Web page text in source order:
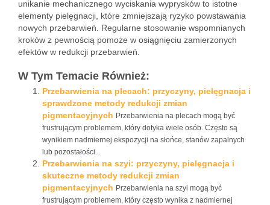
unikanie mechanicznego wyciskania wyprysków to istotne
elementy pielęgnacji, które zmniejszają ryzyko powstawania
nowych przebarwień. Regularne stosowanie wspomnianych
kroków z pewnością pomoże w osiągnięciu zamierzonych
efektów w redukcji przebarwień.
W Tym Temacie Również:
Przebarwienia na plecach: przyczyny, pielęgnacja i
sprawdzone metody redukcji zmian
pigmentacyjnych Przebarwienia na plecach mogą być
frustrującym problemem, który dotyka wiele osób. Często są
wynikiem nadmiernej ekspozycji na słońce, stanów zapalnych
lub pozostałości...
Przebarwienia na szyi: przyczyny, pielęgnacja i
skuteczne metody redukcji zmian
pigmentacyjnych Przebarwienia na szyi mogą być
frustrującym problemem, który często wynika z nadmiernej